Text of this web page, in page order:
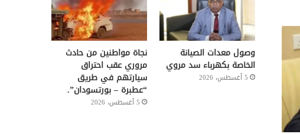
وصول معدات الصيانة
الخاصة بكهرباء سد مروي
5 أغسطس، 2026
نجاة مواطنين من حادث
مروري عقب احتراق
سيارتهم في طريق
“عطبرة – بورتسودان”.
5 أغسطس، 2026